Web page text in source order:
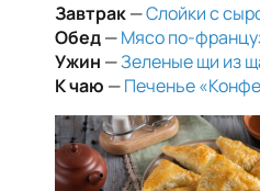
Завтрак—Слойки с
Обед—Мясо по-
Ужин —Зеленые щи из
К чаю —Печенье